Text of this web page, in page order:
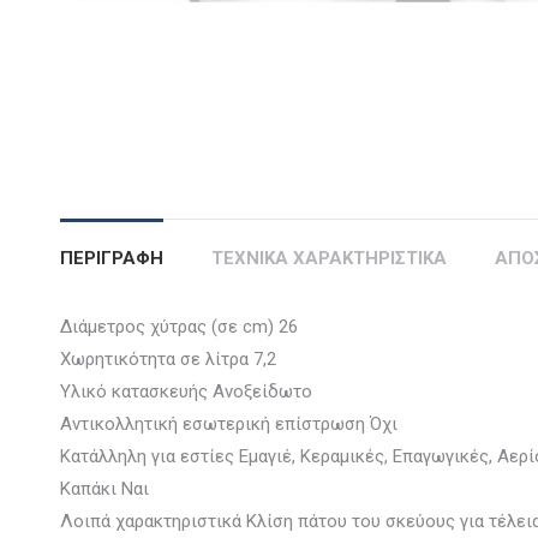
ΠΕΡΙΓΡΑΦΗ ΤΕΧΝΙΚΑ ΧΑΡΑΚΤΗΡΙΣΤΙΚΑ
Διάμετρος χύτρας (σε cm) 26
Χωρητικότητα σε λίτρα 7,2
Υλικό κατασκευής Ανοξείδωτο
Αντικολλητική εσωτερική επίστρωση Όχι
Κατάλληλη για εστίες Εμαγιέ, Κεραμικές, Επαγωγικές,
Καπάκι Ναι
Λοιπά χαρακτηριστικά Κλίση πάτου του σκεύους για